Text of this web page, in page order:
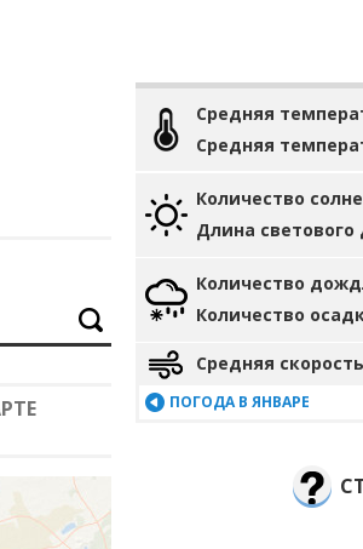
Средняя
Средняя
Количество
Длина светового
Количество
Количество
Средняя
ПОГОДА В ЯНВАРЕ